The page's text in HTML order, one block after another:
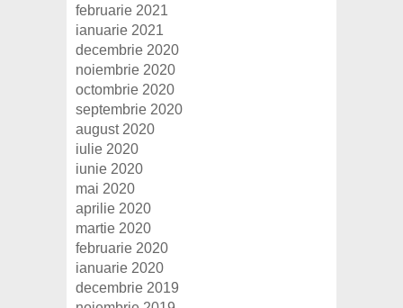
februarie 2021
ianuarie 2021
decembrie 2020
noiembrie 2020
octombrie 2020
septembrie 2020
august 2020
iulie 2020
iunie 2020
mai 2020
aprilie 2020
martie 2020
februarie 2020
ianuarie 2020
decembrie 2019